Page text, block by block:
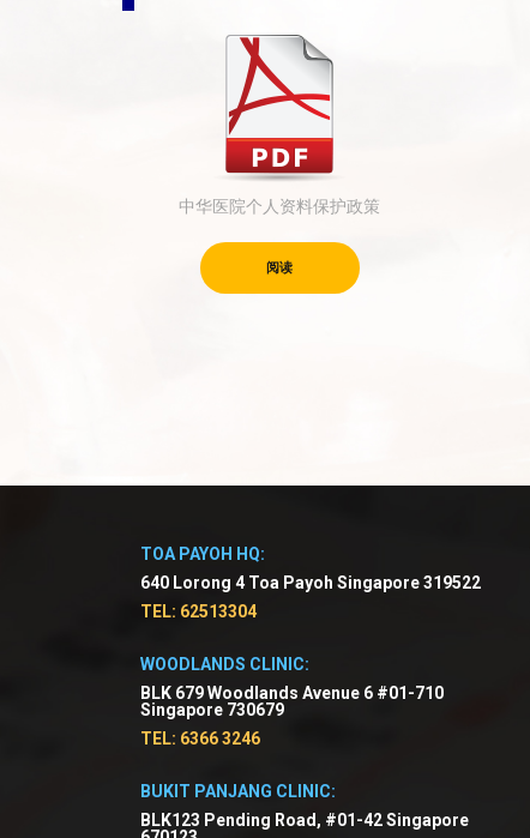
中华医院个人资料保护政策
阅读
TOA PAYOH HQ:
640 Lorong 4 Toa Payoh Singapore 319522
TEL: 62513304
WOODLANDS CLINIC:
BLK 679 Woodlands Avenue 6 #01-710
Singapore 730679
TEL: 6366 3246
BUKIT PANJANG CLINIC:
BLK123 Pending Road, #01-42 Singapore